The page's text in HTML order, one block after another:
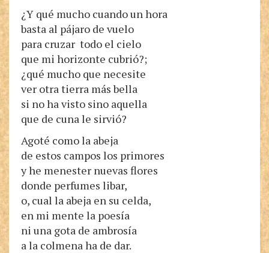
¿Y qué mucho cuando un hora
basta al pájaro de vuelo
para cruzar todo el cielo
que mi horizonte cubrió?;
¿qué mucho que necesite
ver otra tierra más bella
si no ha visto sino aquella
que de cuna le sirvió?
Agoté como la abeja
de estos campos los primores
y he menester nuevas flores
donde perfumes libar,
o, cual la abeja en su celda,
en mi mente la poesía
ni una gota de ambrosía
a la colmena ha de dar.